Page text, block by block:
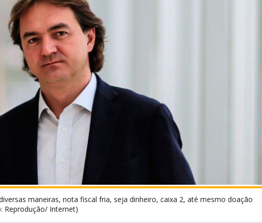
maneiras, nota fiscal fria, seja dinheiro, caixa 2, até mesmo doação
Reprodução/ Internet)